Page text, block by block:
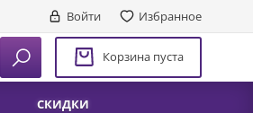
Войти Избранное
Корзина пуста
СКИДКИ